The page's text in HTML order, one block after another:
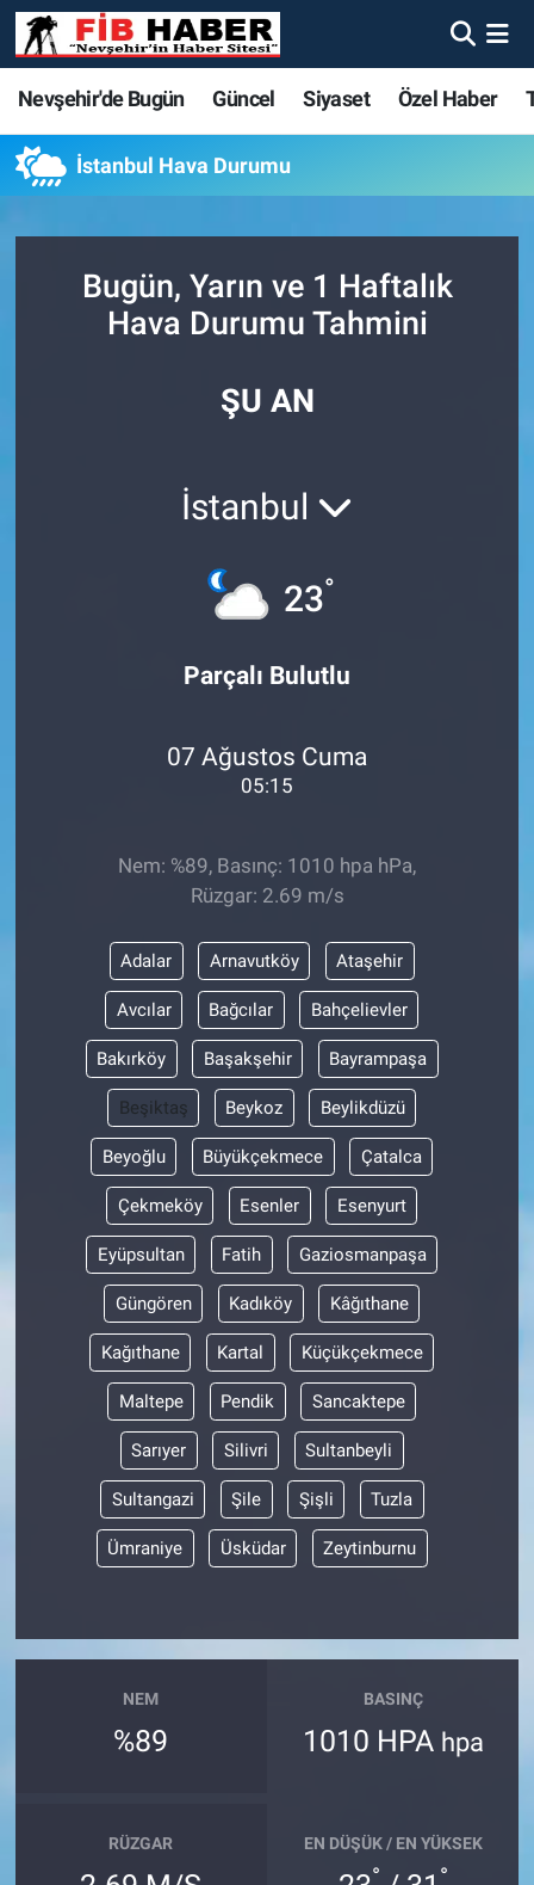
Nevşehir'de Bugün Güncel Siyaset Özel Haber
İstanbul Hava Durumu
Bugün, Yarın ve 1 Haftalık
Hava Durumu Tahmini
ŞU AN
İstanbul
23°
Parçalı Bulutlu
07 Ağustos Cuma
05:15
Nem: %89, Basınç: 1010 hpa hPa,
Rüzgar: 2.69 m/s
Adalar Arnavutköy Ataşehir
Avcılar Bağcılar Bahçelievler
Bakırköy Başakşehir Bayrampaşa
Beşiktaş Beykoz Beylikdüzü
Beyoğlu Büyükçekmece Çatalca
Çekmeköy Esenler Esenyurt
Eyüpsultan Fatih Gaziosmanpaşa
Güngören Kadıköy Kâğıthane
Kağıthane Kartal Küçükçekmece
Maltepe Pendik Sancaktepe
Sarıyer Silivri Sultanbeyli
Sultangazi Şile Şişli Tuzla
Ümraniye Üsküdar Zeytinburnu
NEM
%89
BASINÇ
1010 HPA hpa
RÜZGAR EN DÜŞÜK / EN YÜKSEK
° °
Foto Galeri
Video
Nevşehir'de Bugün
Güncel
Özel Haber
Turizm
Nevşehir'de Bugün
Güncel
Özel Haber
Turizm
İlan - Duyuru- Mesaj
Kültür
3.Sayfa
Medya
Bilim-Tek
Teknoloji
Röportaj
Kayseri
Niğde
Aksaray
Kırşehir
Yerel
Kültür - Sanat
Magazin
Nevşehir'de Bugün
Güncel
Özel Haber
Turizm
İlan - Duyuru- Mesaj
Nöbetçi Eczaneler
Hava Durumu
Süper Lig Puan Durumu ve Fikstür
Tüm Manşetler
Son Dakika Haberleri